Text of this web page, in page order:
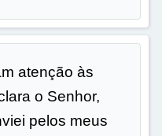
atenção às
o Senhor,
pelos meus